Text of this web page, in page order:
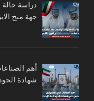
دراسة
جهة منح
أهم
شهادة